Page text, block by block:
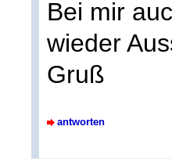
Bei mir
wieder
Gruß
antworten